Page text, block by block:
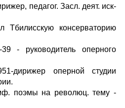
педагог. Засл. деят. иск-
Тбилисскую консерваторию
- руководитель оперного
дирижер оперной студии
поэмы на революц. тему -